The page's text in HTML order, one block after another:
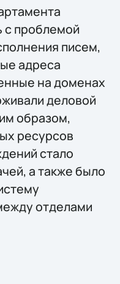
с проблемой
писем,
адреса
на доменах
деловой
образом,
ресурсов
стало
а также было
отделами